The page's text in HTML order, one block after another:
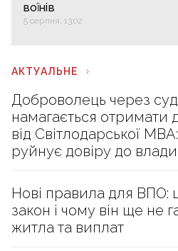
воїнів
5 серпня, 13:02
АКТУАЛЬНЕ
Доброволець через суд
намагається отримати
від Світлодарської
руйнує довіру до влади
Нові правила для ВПО:
закон і чому він ще не
житла та виплат